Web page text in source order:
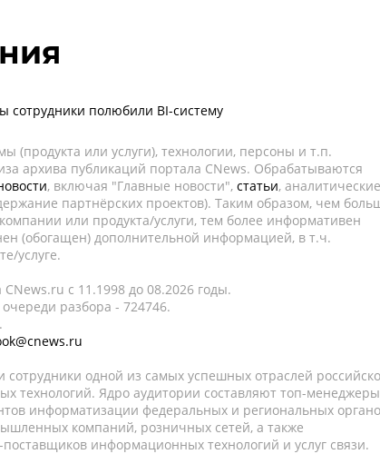
сотрудники полюбили BI-систему
(продукта или услуги), технологии, персоны и т.п.
архива публикаций портала CNews. Обрабатываются
, включая "Главные новости", статьи, аналитические
партнёрских проектов). Таким образом, чем
или продукта/услуги, тем более информативен
(обогащен) дополнительной информацией, в т.ч.
услуге.
c 11.1998 до 08.2026 годы.
разбора - 724746.
сотрудники одной из самых успешных отраслей
технологий. Ядро аудитории составляют топ-
информатизации федеральных и региональных
компаний, розничных сетей, а также
информационных технологий и услуг связи.